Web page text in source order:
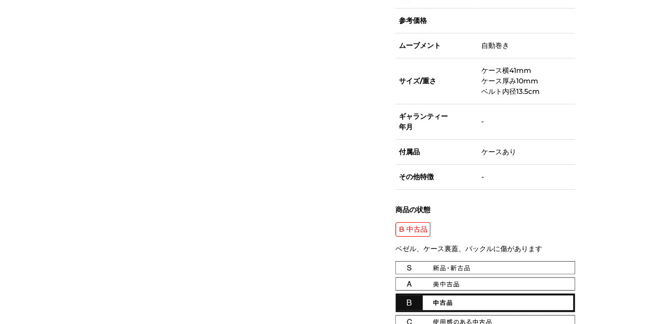
参考価格
ムーブメント 自動巻き
サイズ/重さ
ケース横41mm
ケース厚み10mm
ベルト内径13.5cm
ギャランティー
年月
-
付属品 ケースあり
その他特徴 -
商品の状態
B 中古品
ベゼル、ケース裏蓋、バックルに傷があります